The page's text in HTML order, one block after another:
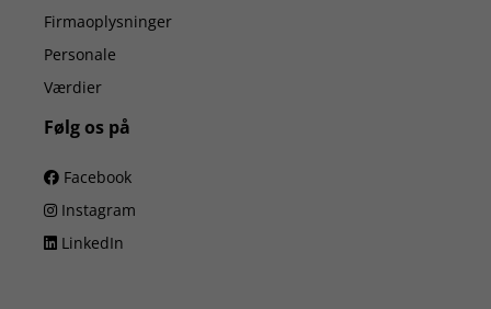
Firmaoplysninger
Personale
Værdier
Følg os på
Facebook
Instagram
LinkedIn